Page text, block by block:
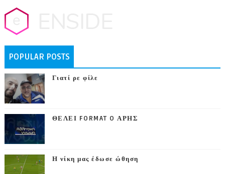
POPULAR POSTS
Γιατί ρε φίλε
ΘΕΛΕΙ FORMAT O ΑΡΗΣ
Η νίκη μας έδωσε ώθηση